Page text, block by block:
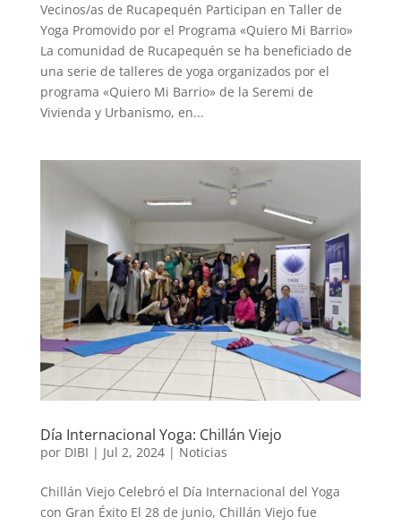
Vecinos/as de Rucapequén Participan en Taller de
Yoga Promovido por el Programa «Quiero Mi Barrio»
La comunidad de Rucapequén se ha beneficiado de
una serie de talleres de yoga organizados por el
programa «Quiero Mi Barrio» de la Seremi de
Vivienda y Urbanismo, en...
Día Internacional Yoga: Chillán Viejo
por DIBI | Jul 2, 2024| Noticias
Chillán Viejo Celebró el Día Internacional del Yoga
con Gran Éxito El 28 de junio, Chillán Viejo fue